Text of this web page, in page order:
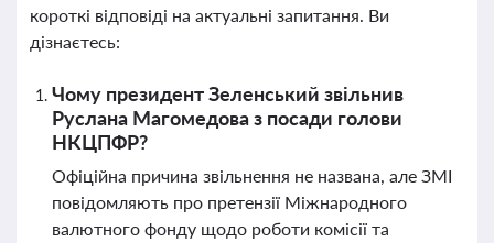
короткі відповіді на актуальні запитання. Ви
дізнаєтесь:
Чому президент Зеленський звільнив
Руслана Магомедова з посади голови
НКЦПФР?
Офіційна причина звільнення не названа, але ЗМІ
повідомляють про претензії Міжнародного
валютного фонду щодо роботи комісії та